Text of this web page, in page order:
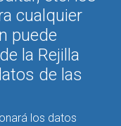
cualquier
puede
la Rejilla
de las
los datos